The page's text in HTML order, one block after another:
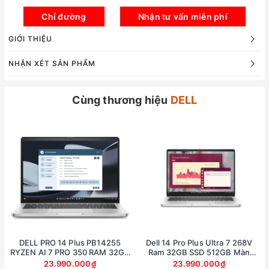
Dell Inspiron 14 5445 có hiệu năng đáng kinh ngạc
với bộ xử lý AMD Ryzen 7-8840HS tiên tiến và đồ
Chỉ đường Nhận tư vấn miễn phí
GIỚI THIỆU
NHẬN XÉT SẢN PHẨM
Cùng thương hiệu DELL
DELL PRO 14 Plus PB14255
RYZEN AI 7 PRO 350 RAM 32GB
SSD 512GB AMD RADEON 860M
23.990.000₫
Dell 14 Pro Plus Ultra 7 268V
Ram 32GB SSD 512GB Màn
14inch FullHD Touch
23.990.000₫